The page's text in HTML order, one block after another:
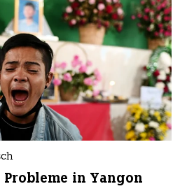
in Yangon